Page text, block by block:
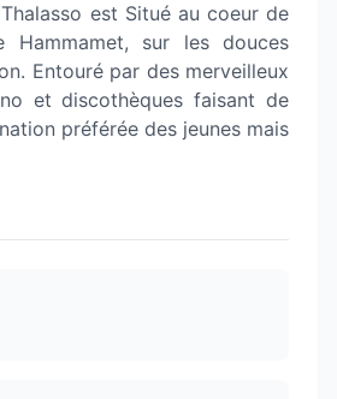
est Situé au coeur de
sur les douces
Entouré par des merveilleux
et discothèques faisant de
préférée des jeunes mais